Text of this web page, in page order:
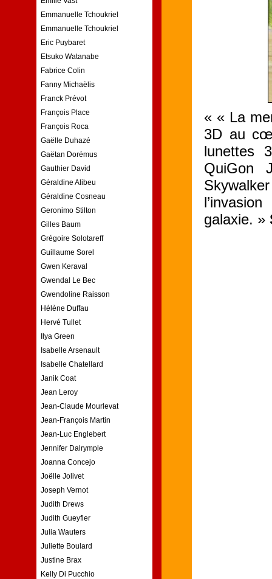
Emmanuelle Tchoukriel
Emmanuelle Tchoukriel
Eric Puybaret
Etsuko Watanabe
Fabrice Colin
Fanny Michaëlis
Franck Prévot
François Place
François Roca
Gaëlle Duhazé
Gaëtan Dorémus
Gauthier David
Géraldine Alibeu
Géraldine Cosneau
Geronimo Stilton
Gilles Baum
Grégoire Solotareff
Guillaume Sorel
Gwen Keraval
Gwendal Le Bec
Gwendoline Raisson
Hélène Duffau
Hervé Tullet
Ilya Green
Isabelle Arsenault
Isabelle Chatellard
Janik Coat
Jean Leroy
Jean-Claude Mourlevat
Jean-François Martin
Jean-Luc Englebert
Jennifer Dalrymple
Joanna Concejo
Joëlle Jolivet
Joseph Vernot
Judith Drews
Judith Gueyfier
Julia Wauters
Juliette Boulard
Justine Brax
Kelly Di Pucchio
« « La
3D au
lunettes
QuiGon
galaxie. »